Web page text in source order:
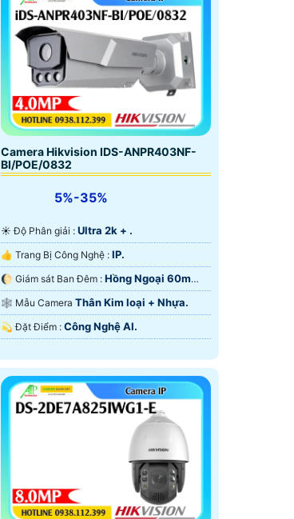
Camera Hikvision IDS-ANPR403NF-
BI/POE/0832
5%-35%
☀️ Độ Phân giải : Ultra 2k + .
👍 Trang Bị Công Nghệ : IP.
🌔 Giám sát Ban Đêm : Hồng Ngoại 60m
Hồng Ngoại Smart IR.
🕸️ Mẫu Camera Thân Kim loại + Nhựa.
️💫 Đặt Điểm : Công Nghệ AI.